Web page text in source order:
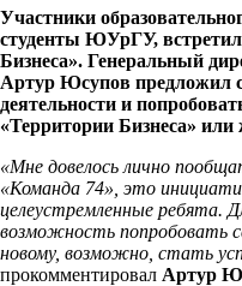
Участники
студенты ЮУрГУ,
Бизнеса». Генеральный
Артур Юсупов предложил
деятельности и
«Территории Бизнеса» или
«Мне довелось лично
«Команда 74», это
целеустремленные ребята.
возможность попробовать
новому, возможно, стать
прокомментировал Артур